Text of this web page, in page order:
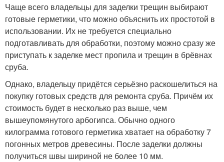
Чаще всего владельцы для заделки трещин выбирают
готовые герметики, что можно объяснить их простотой в
использовании. Их не требуется специально
подготавливать для обработки, поэтому можно сразу же
приступать к заделке мест пропила и трещин в брёвнах
сруба.
Однако, владельцу придётся серьёзно раскошелиться на
покупку готовых средств для ремонта сруба. Причём их
стоимость будет в несколько раз выше, чем
вышеупомянутого арбогипса. Обычно одного
килограмма готового герметика хватает на обработку 7
погонных метров древесины. После заделки должны
получиться швы шириной не более 10 мм.